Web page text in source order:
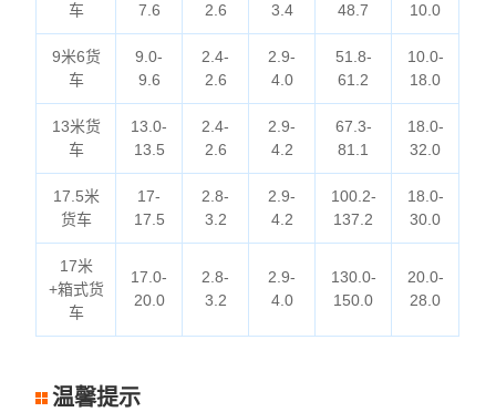
车
7.6
2.6
3.4
48.7
10.0
9米6货
车
9.0-
9.6
2.4-
2.6
2.9-
4.0
51.8-
61.2
10.0-
18.0
13米货
车
13.0-
13.5
2.4-
2.6
2.9-
4.2
67.3-
81.1
18.0-
32.0
17.5米
货车
17-
17.5
2.8-
3.2
2.9-
4.2
100.2-
137.2
18.0-
30.0
17米
+箱式货
车
17.0-
20.0
2.8-
3.2
2.9-
4.0
130.0-
150.0
20.0-
28.0
温馨提示